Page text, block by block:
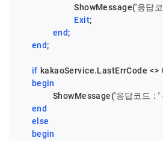
                    ShowMessage(
'응답
Exit;
end;
end;
if kakaoService.LastErrCode <>
begin
            ShowMessage(
'응답코드 : '
end
else
begin